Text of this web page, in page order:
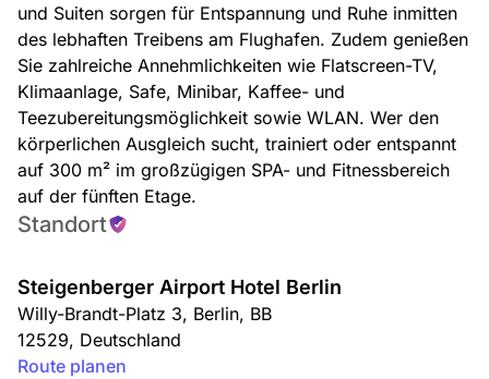
und Suiten sorgen für Entspannung und Ruhe inmitten
des lebhaften Treibens am Flughafen. Zudem genießen
Sie zahlreiche Annehmlichkeiten wie Flatscreen-TV,
Klimaanlage, Safe, Minibar, Kaffee- und
Teezubereitungsmöglichkeit sowie WLAN. Wer den
körperlichen Ausgleich sucht, trainiert oder entspannt
auf 300 m² im großzügigen SPA- und Fitnessbereich
auf der fünften Etage.
Standort
Steigenberger Airport Hotel Berlin
Willy-Brandt-Platz 3, Berlin, BB
12529, Deutschland
Route planen